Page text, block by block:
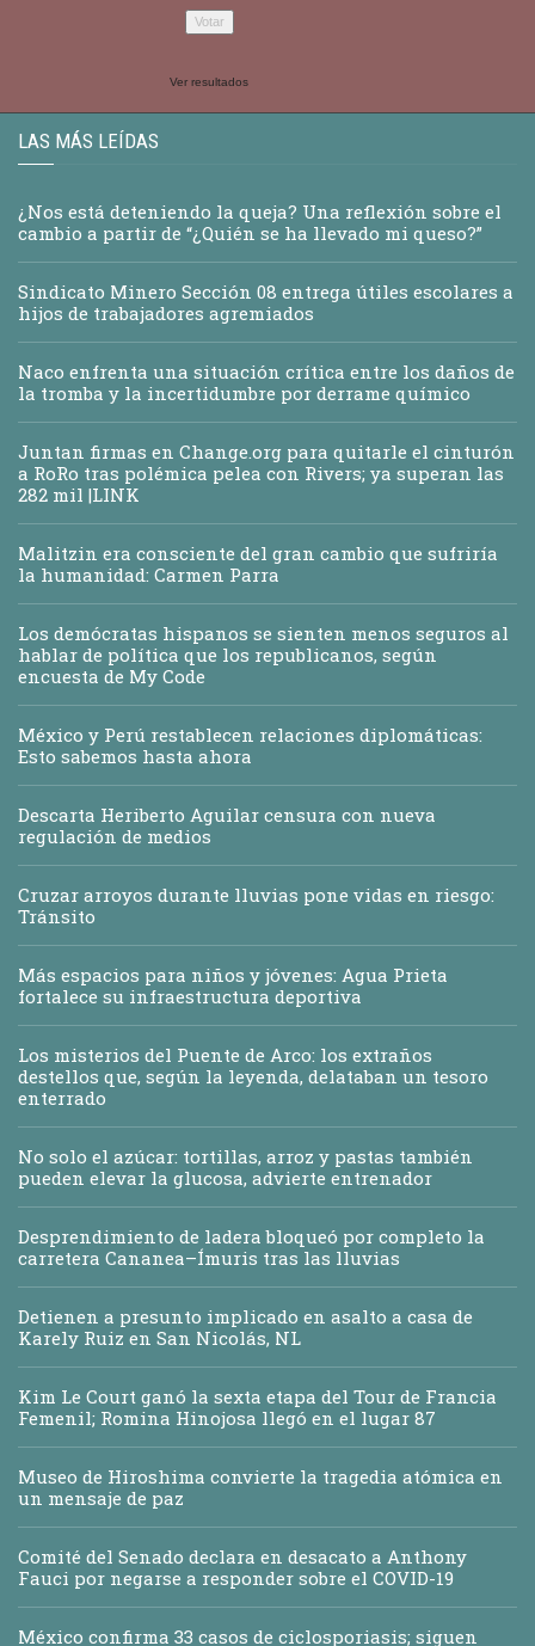
Ver resultados
LAS MÁS LEÍDAS
¿Nos está deteniendo la queja? Una reflexión sobre el
cambio a partir de “¿Quién se ha llevado mi queso?”
Sindicato Minero Sección 08 entrega útiles escolares a
hijos de trabajadores agremiados
Naco enfrenta una situación crítica entre los daños de
la tromba y la incertidumbre por derrame químico
Juntan firmas en Change.org para quitarle el cinturón
a RoRo tras polémica pelea con Rivers; ya superan las
282 mil |LINK
Malitzin era consciente del gran cambio que sufriría
la humanidad: Carmen Parra
Los demócratas hispanos se sienten menos seguros al
hablar de política que los republicanos, según
encuesta de My Code
México y Perú restablecen relaciones diplomáticas:
Esto sabemos hasta ahora
Descarta Heriberto Aguilar censura con nueva
regulación de medios
Cruzar arroyos durante lluvias pone vidas en riesgo:
Tránsito
Más espacios para niños y jóvenes: Agua Prieta
fortalece su infraestructura deportiva
Los misterios del Puente de Arco: los extraños
destellos que, según la leyenda, delataban un tesoro
enterrado
No solo el azúcar: tortillas, arroz y pastas también
pueden elevar la glucosa, advierte entrenador
Desprendimiento de ladera bloqueó por completo la
carretera Cananea–Ímuris tras las lluvias
Detienen a presunto implicado en asalto a casa de
Karely Ruiz en San Nicolás, NL
Kim Le Court ganó la sexta etapa del Tour de Francia
Femenil; Romina Hinojosa llegó en el lugar 87
Museo de Hiroshima convierte la tragedia atómica en
un mensaje de paz
Comité del Senado declara en desacato a Anthony
Fauci por negarse a responder sobre el COVID-19
México confirma 33 casos de ciclosporiasis; siguen